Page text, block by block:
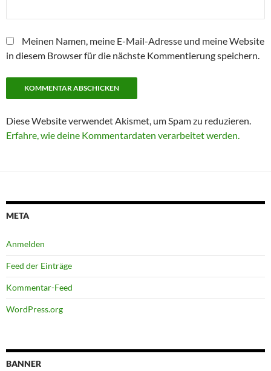
Meinen Namen, meine E-Mail-Adresse und meine Website
in diesem Browser für die nächste Kommentierung speichern.
Diese Website verwendet Akismet, um Spam zu reduzieren.
Erfahre, wie deine Kommentardaten verarbeitet werden.
META
Anmelden
Feed der Einträge
Kommentar-Feed
WordPress.org
BANNER